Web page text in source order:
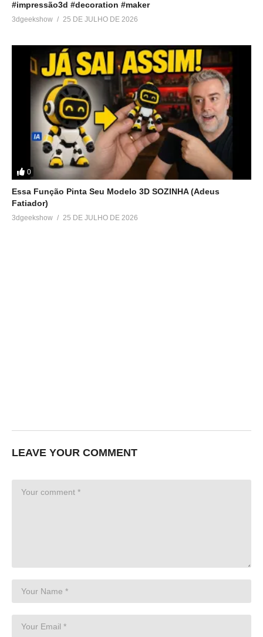
#impressão3d #decoration #maker
3dgeekshow 25 DE JULHO DE 2026
0
Essa Função Pinta Seu Modelo 3D SOZINHA (Adeus
Fatiador)
3dgeekshow 25 DE JULHO DE 2026
LEAVE YOUR COMMENT